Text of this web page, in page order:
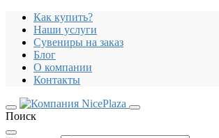
Как купить?
Наши услуги
Сувениры на заказ
Блог
О компании
Контакты
Поиск